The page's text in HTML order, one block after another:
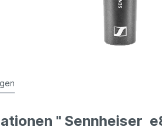
" Sennheiser